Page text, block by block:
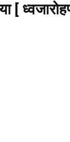
[